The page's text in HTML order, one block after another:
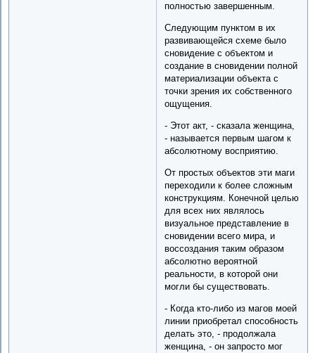
полностью завершенным.
Следующим пунктом в их
развивающейся схеме было
сновидение с объектом и
создание в сновидении полной
материализации объекта с
точки зрения их собственного
ощущения.
- Этот акт, - сказала женщина,
- называется первым шагом к
абсолютному восприятию.
От простых объектов эти маги
переходили к более сложным
конструкциям. Конечной целью
для всех них являлось
визуальное представление в
сновидении всего мира, и
воссоздания таким образом
абсолютно вероятной
реальности, в которой они
могли бы существовать.
- Когда кто-либо из магов моей
линии приобретал способность
делать это, - продолжала
женщина, - он запросто мог